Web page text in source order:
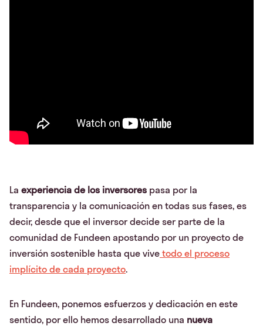
La experiencia de los inversores pasa por la
transparencia y la comunicación en todas sus fases, es
decir, desde que el inversor decide ser parte de la
comunidad de Fundeen apostando por un proyecto de
inversión sostenible hasta que vive todo el proceso
implícito de cada proyecto.
En Fundeen, ponemos esfuerzos y dedicación en este
sentido, por ello hemos desarrollado una nueva